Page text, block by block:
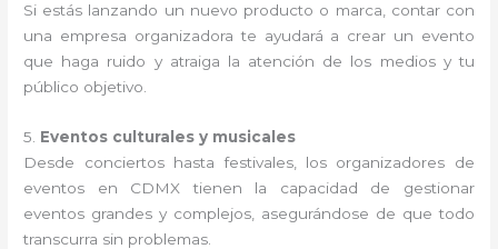
Si estás lanzando un nuevo producto o marca, contar con
una empresa organizadora te ayudará a crear un evento
que haga ruido y atraiga la atención de los medios y tu
público objetivo.
5. Eventos culturales y musicales
Desde conciertos hasta festivales, los organizadores de
eventos en CDMX tienen la capacidad de gestionar
eventos grandes y complejos, asegurándose de que todo
transcurra sin problemas.